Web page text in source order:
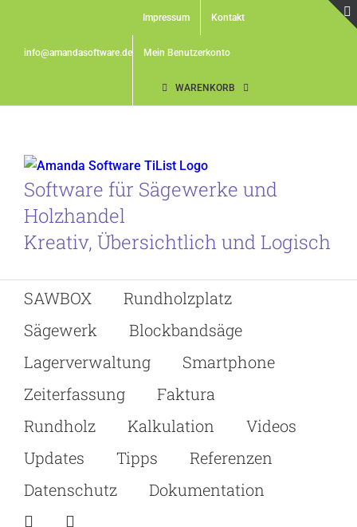
contentinfo@amandasoftware.de
Impressum Kontakt
Mein Benutzerkonto
WARENKORB
Software für Sägewerke und
Holzhandel
Kreativ, Übersichtlich und Logisch
SAWBOX
Rundholzplatz
Sägewerk
Blockbandsäge
Lagerverwaltung
Smartphone
Zeiterfassung
Faktura
Rundholz
Kalkulation
Videos
Updates
Tipps
Referenzen
Datenschutz
Dokumentation